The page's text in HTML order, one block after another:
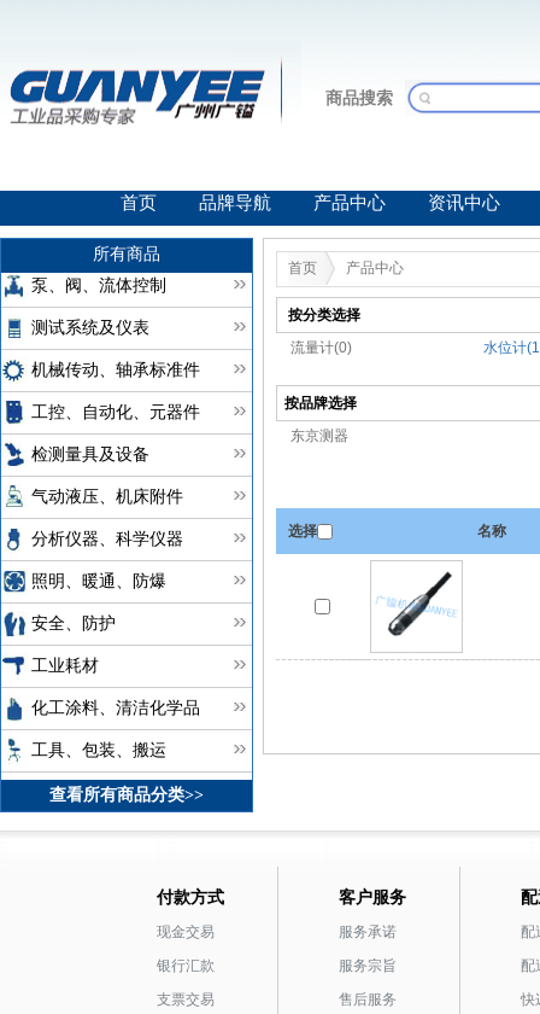
商品搜索
首页 品牌导航 产品中心 资讯中心
所有商品
泵、阀、流体控制
测试系统及仪表
机械传动、轴承标准件
工控、自动化、元器件
检测量具及设备
气动液压、机床附件
分析仪器、科学仪器
照明、暖通、防爆
安全、防护
工业耗材
化工涂料、清洁化学品
工具、包装、搬运
查看所有商品分类>>
首页 产品中心
按分类选择
流量计(0)
水位计
按品牌选择
东京测器
选择 名称
付款方式
现金交易
银行汇款
支票交易
客户服务
服务承诺
服务宗旨
售后服务
配
配
快